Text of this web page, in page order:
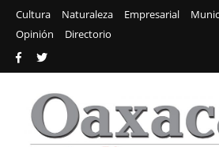
Cultura Naturaleza Empresarial
Opinión
Directorio